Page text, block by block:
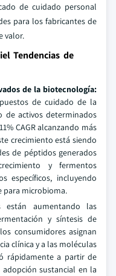
de cuidado personal
para los fabricantes de
valor.
Tendencias de
de la biotecnología:
de cuidado de la
de activos determinados
CAGR alcanzando más
crecimiento está siendo
de péptidos generados
y fermentos
específicos, incluyendo
para microbioma.
están aumentando las
y síntesis de
consumidores asignan
clínica y a las moléculas
rápidamente a partir de
sustancial en la